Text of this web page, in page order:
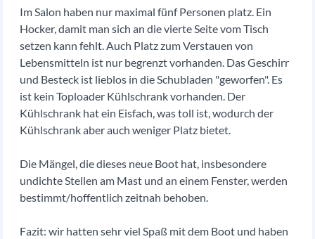
Im Salon haben nur maximal fünf Personen platz. Ein
Hocker, damit man sich an die vierte Seite vom Tisch
setzen kann fehlt. Auch Platz zum Verstauen von
Lebensmitteln ist nur begrenzt vorhanden. Das Geschirr
und Besteck ist lieblos in die Schubladen "geworfen". Es
ist kein Toploader Kühlschrank vorhanden. Der
Kühlschrank hat ein Eisfach, was toll ist, wodurch der
Kühlschrank aber auch weniger Platz bietet.
Die Mängel, die dieses neue Boot hat, insbesondere
undichte Stellen am Mast und an einem Fenster, werden
bestimmt/hoffentlich zeitnah behoben.
Fazit: wir hatten sehr viel Spaß mit dem Boot und haben